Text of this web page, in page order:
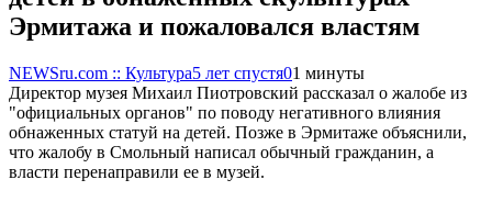
Эрмитажа и пожаловался властям
NEWSru.com :: Культура5 лет спустя01 минуты
Директор музея Михаил Пиотровский рассказал о жалобе из
"официальных органов" по поводу негативного влияния
обнаженных статуй на детей. Позже в Эрмитаже объяснили,
что жалобу в Смольный написал обычный гражданин, а
власти перенаправили ее в музей.